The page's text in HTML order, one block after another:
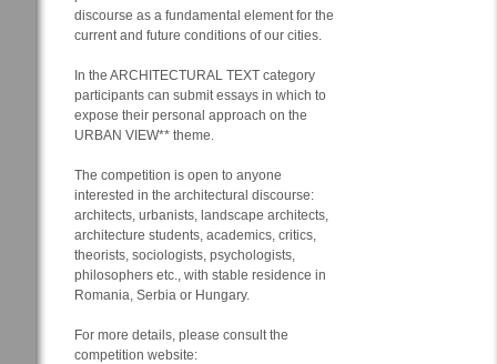
discourse as a fundamental element for the
current and future conditions of our cities.
In the ARCHITECTURAL TEXT category
participants can submit essays in which to
expose their personal approach on the
URBAN VIEW** theme.
The competition is open to anyone
interested in the architectural discourse:
architects, urbanists, landscape architects,
architecture students, academics, critics,
theorists, sociologists, psychologists,
philosophers etc., with stable residence in
Romania, Serbia or Hungary.
For more details, please consult the
competition website: